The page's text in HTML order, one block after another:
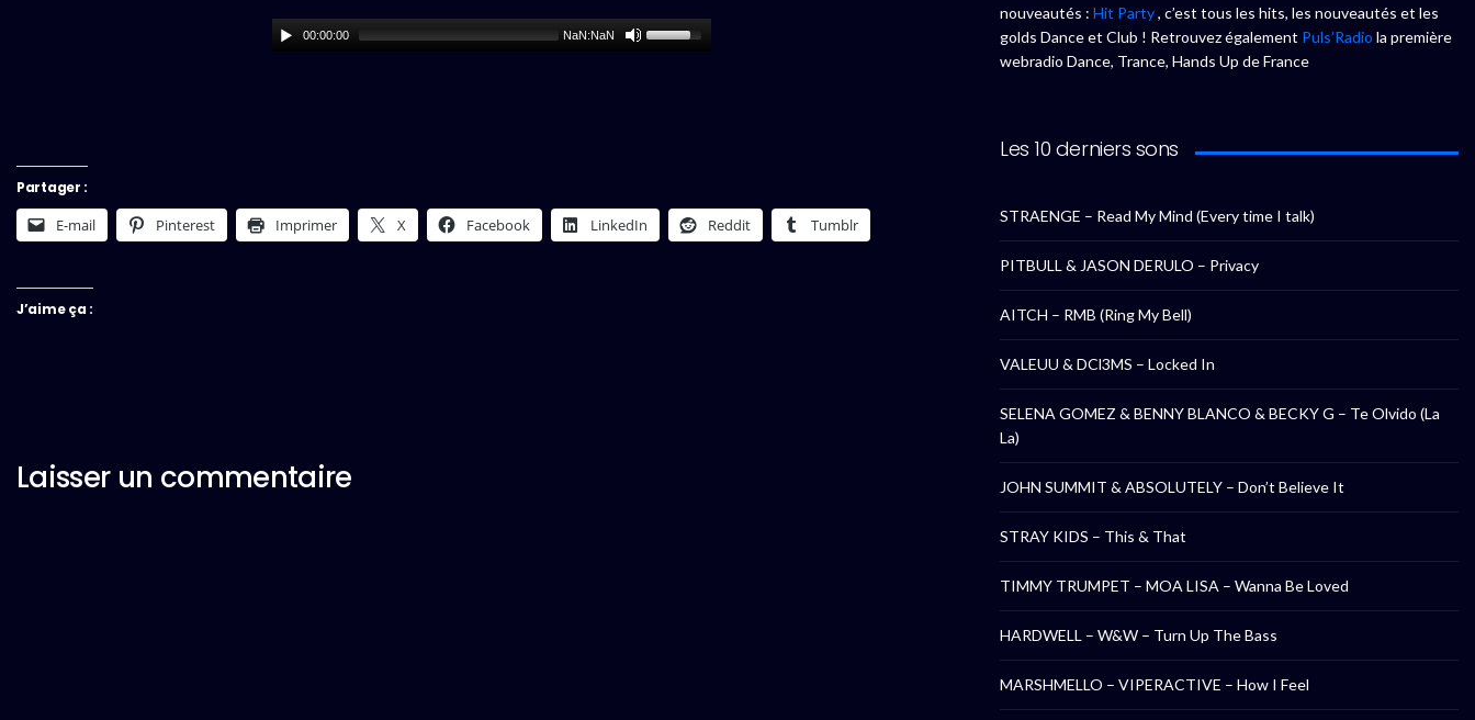
00:00:00 NaN:NaN
Partager :
E-mail Pinterest Imprimer X Facebook LinkedIn Reddit Tumblr
J’aime ça :
Laisser un commentaire
nouveautés : Hit Party, c’est tous les hits, les nouveautés et les
golds Dance et Club ! Retrouvez également Puls’Radio la première
webradio Dance, Trance, Hands Up de France
Les 10 derniers sons
STRAENGE – Read My Mind (Every time I talk)
PITBULL & JASON DERULO – Privacy
AITCH – RMB (Ring My Bell)
VALEUU & DCl3MS – Locked In
SELENA GOMEZ & BENNY BLANCO & BECKY G – Te Olvido (La
La)
JOHN SUMMIT & ABSOLUTELY – Don’t Believe It
STRAY KIDS – This & That
TIMMY TRUMPET – MOA LISA – Wanna Be Loved
HARDWELL – W&W – Turn Up The Bass
MARSHMELLO – VIPERACTIVE – How I Feel